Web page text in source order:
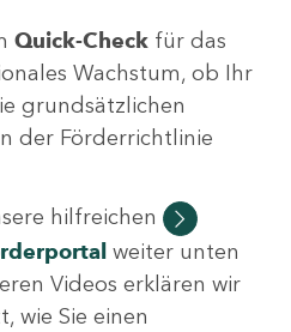
Quick-Check für das
Wachstum, ob Ihr
grundsätzlichen
der Förderrichtlinie
hilfreichen
weiter unten
Videos erklären wir
wie Sie einen